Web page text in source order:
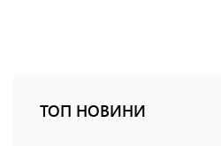
ТОП НОВИНИ